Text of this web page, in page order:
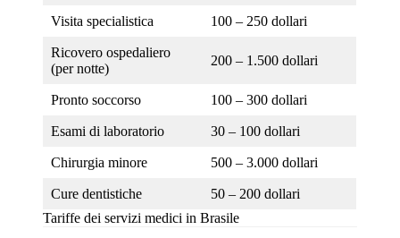
Visita specialistica 100 – 250 dollari
Ricovero ospedaliero
(per notte)
200 – 1.500 dollari
Pronto soccorso 100 – 300 dollari
Esami di laboratorio 30 – 100 dollari
Chirurgia minore 500 – 3.000 dollari
Cure dentistiche
50 – 200 dollari
Tariffe dei servizi medici in Brasile